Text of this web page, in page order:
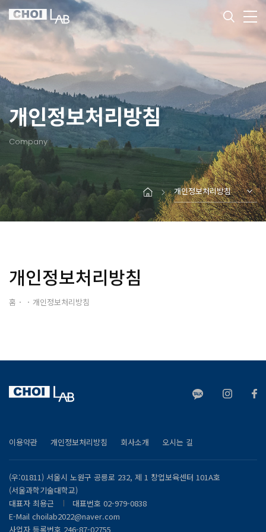
개인정보처리방침
Company
개인정보처리방침
개인정보처리방침
홈 개인정보처리방침
이용약관 개인정보처리방침 회사소개 오시는 길
(우:01811) 서울시 노원구 공릉로 232, 제 1 창업보육센터 101A호
(서울과학기술대학교)
대표자 최용근
대표번호 02-979-0838
E-Mail choilab2022@naver.com
사업자 등록번호 246-87-02755